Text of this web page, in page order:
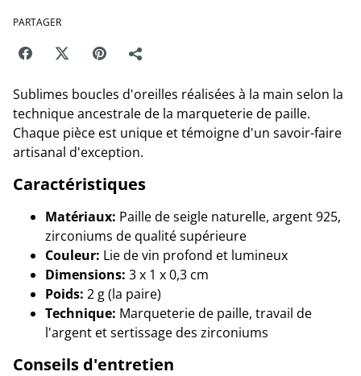
PARTAGER
Sublimes boucles d'oreilles réalisées à la main selon la
technique ancestrale de la marqueterie de paille.
Chaque pièce est unique et témoigne d'un savoir-faire
artisanal d'exception.
Caractéristiques
Matériaux: Paille de seigle naturelle, argent 925,
zirconiums de qualité supérieure
Couleur: Lie de vin profond et lumineux
Dimensions: 3 x 1 x 0,3 cm
Poids: 2 g (la paire)
Technique: Marqueterie de paille, travail de
l'argent et sertissage des zirconiums
Conseils d'entretien